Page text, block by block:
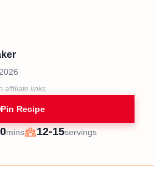
affiliate links.
Pin Recipe
minutes
mins
Servings
12-15servings